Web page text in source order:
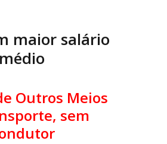
maior salário
médio
Outros Meios
sem